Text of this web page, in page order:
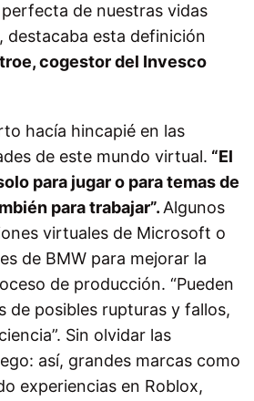
de nuestras vidas
destacaba esta definición
cogestor del Invesco
hacía hincapié en las
de este mundo virtual. “El
para jugar o para temas de
para trabajar”.Algunos
virtuales de Microsoft o
de BMW para mejorar la
de producción. “Pueden
de posibles rupturas y fallos,
Sin olvidar las
así, grandes marcas como
experiencias en Roblox,